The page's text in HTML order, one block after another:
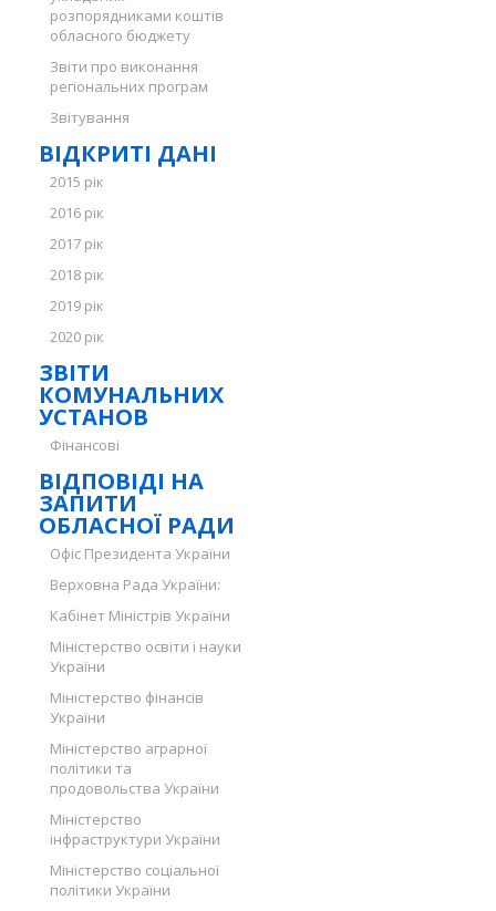
розпорядниками коштів
обласного бюджету
Звіти про виконання
регіональних програм
Звітування
ВІДКРИТІ ДАНІ
2015 рік
2016 рік
2017 рік
2018 рік
2019 рік
2020 рік
ЗВІТИ
КОМУНАЛЬНИХ
УСТАНОВ
Фінансові
ВІДПОВІДІ НА
ЗАПИТИ
ОБЛАСНОЇ РАДИ
Офіс Президента України
Верховна Рада України:
Кабінет Міністрів України
Міністерство освіти і науки
України
Міністерство фінансів
України
Міністерство аграрної
політики та
продовольства України
Міністерство
інфраструктури України
Міністерство соціальної
політики України